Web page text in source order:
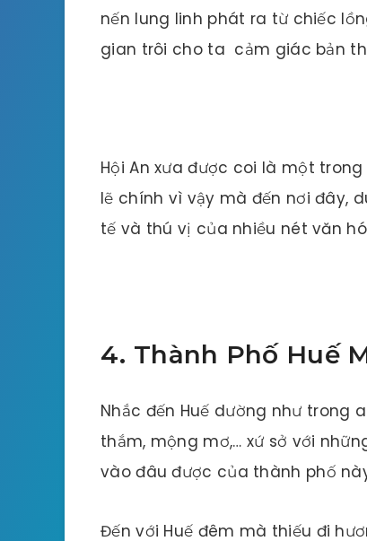
nến lung linh phát ra từ chiếc
gian trôi cho ta cảm giác bản
Hội An xưa được coi là một
lẽ chính vì vậy mà đến nơi đây,
tế và thú vị của nhiều nét văn
4. Thành Phố Huế
Nhắc đến Huế dường như trong
thắm, mộng mơ,… xứ sở với
vào đâu được của thành phố
Đến với Huế đêm mà thiếu đi